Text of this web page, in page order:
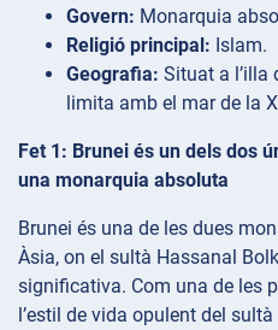
Govern: Monarquia
Religió principal: Islam.
Geografia: Situat a l’illa
limita amb el mar de la
Fet 1: Brunei és un dels dos
una monarquia absoluta
Brunei és una de les dues
Àsia, on el sultà Hassanal
significativa. Com una de les
l’estil de vida opulent del